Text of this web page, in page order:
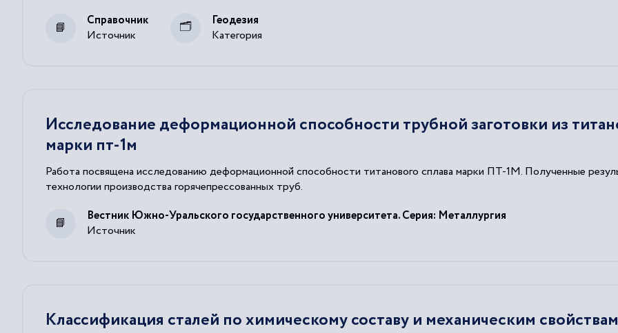
Источник
Справочник
Категория
Геодезия
Исследование деформационной способности трубной заготовки из
марки пт-1м
Работа посвящена исследованию деформационной способности титанового сплава марки ПТ-1М. Полученные
технологии производства горячепрессованных труб.
Источник
Вестник Южно-Уральского государственного университета. Серия: Металлургия
Классификация сталей по химическому составу и механическим свойствам